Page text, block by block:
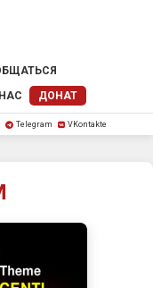
ДОНАТ
Telegram VKontakte